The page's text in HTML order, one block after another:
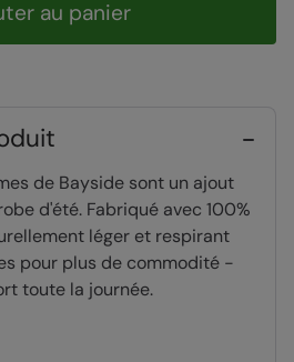
au panier
de Bayside sont un ajout
d'été. Fabriqué avec 100%
léger et respirant
pour plus de commodité -
toute la journée.